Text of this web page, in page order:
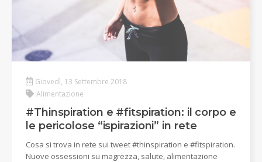
Giovedì, 13 Settembre 2018
Alimentazione
#Thinspiration e #fitspiration: il corpo e
le pericolose “ispirazioni” in rete
Cosa si trova in rete sui tweet #thinspiration e #fitspiration.
Nuove ossessioni su magrezza, salute, alimentazione